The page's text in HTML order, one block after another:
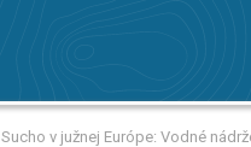
Sucho v južnej Európe: Vodné